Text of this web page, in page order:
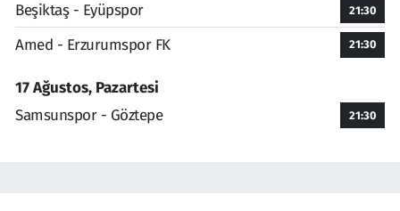
Beşiktaş - Eyüpspor 21:30
Amed - Erzurumspor FK 21:30
17 Ağustos, Pazartesi
Samsunspor - Göztepe
21:30